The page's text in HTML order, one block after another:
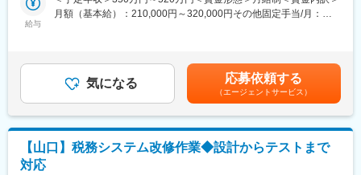
9:00朝礼/メール等確認~9:30ミーティング~10:00開発業務~12:00
■環境情報：
・プログラミング言語： SQL, JavaScript, HTML, CSS,
TypeScript、C#
・フレームワーク：jQuery, vueJS, ASP.NET MVC
・RDBMS：SQL Server, Azure SQL Database
・オンライン配信・視聴システムの開発と運用
■活かせる経験・言語・フレームワーク：
React、PHP、Java、Objective-C、Swift、Node.js, react.js riot,js,
vue.js、CakePHP、Laravel、Python、Ruby、Kotlin、HTML、
データベース：MySQL、SQLite
■組織・社風：社員48名のうちIT系人材は21名。平均年齢は35
給与
月額（基本給）：210,000円～320,000円その他固定手当/月：
円～24万円）個人のスキルや経験レベルに合わせて7つのグレー
ドを設定して支給しています。■モデル年収：32歳（技術経験8
年）約490万円■モデル年収：35歳（技術経験10年）約650万円賃
金はあくまでも目安の金額であり、選考を通じて上下する可能性
があります。月給(月額)は固定手当を含めた表記です。
気になる 応募依頼する
（エージェントサービス）
【山口】税務システム改修作業◆設計からテストまで
対応